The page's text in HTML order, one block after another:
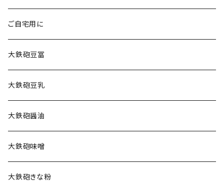
ご自宅用に
大鉄砲豆冨
大鉄砲豆乳
大鉄砲醤油
大鉄砲味噌
大鉄砲きな粉